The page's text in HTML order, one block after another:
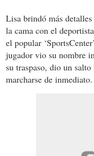
Lisa brindó más
la cama con el
el popular
jugador vio su nombre
su traspaso, dio un
marcharse de inmediato.